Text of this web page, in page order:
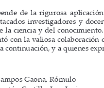
de la rigurosa
investigadores y
ciencia y del conocimiento.
con la valiosa colaboración
continuación, y a quienes
Gaona, Rómulo